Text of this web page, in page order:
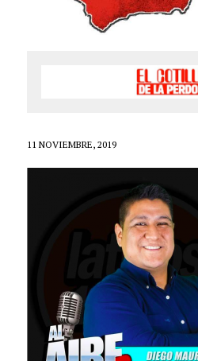
11 NOVIEMBRE, 2019